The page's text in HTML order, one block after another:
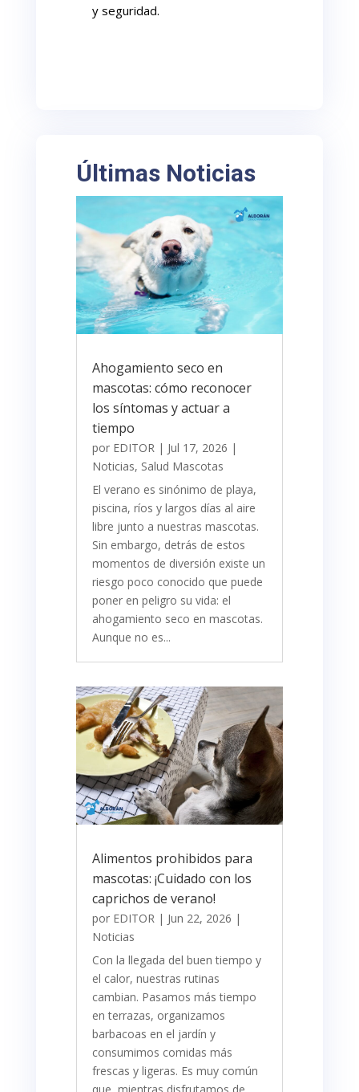
y seguridad.
Últimas Noticias
Ahogamiento seco en
mascotas: cómo reconocer
los síntomas y actuar a
tiempo
por EDITOR| Jul 17, 2026 |
Noticias, Salud Mascotas
​El verano es sinónimo de playa,
piscina, ríos y largos días al aire
libre junto a nuestras mascotas.
Sin embargo, detrás de estos
momentos de diversión existe un
riesgo poco conocido que puede
poner en peligro su vida: el
ahogamiento seco en mascotas.
Aunque no es...
Alimentos prohibidos para
mascotas: ¡Cuidado con los
caprichos de verano!
por EDITOR| Jun 22, 2026 |
Noticias
Con la llegada del buen tiempo y
el calor, nuestras rutinas
cambian. Pasamos más tiempo
en terrazas, organizamos
barbacoas en el jardín y
consumimos comidas más
frescas y ligeras. Es muy común